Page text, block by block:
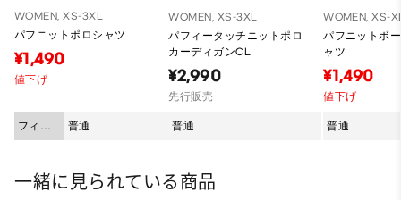
WOMEN, XS-3XL
パフニットポロシャツ
¥1,490
値下げ
フィッ
ト
普通
WOMEN, XS-3XL
パフィータッチニットポロ
カーディガンCL
¥2,990
先行販売
普通
WOMEN, XS-
パフニットボ
ャツ
¥1,490
値下げ
普通
一緒に見られている商品